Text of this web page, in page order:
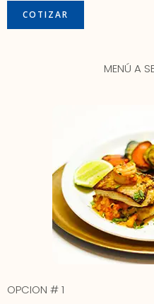
COTIZAR
MENÚ A
OPCION # 1